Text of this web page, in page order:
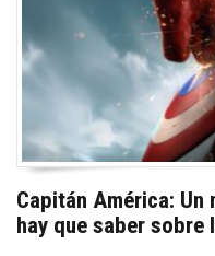
Capitán América: Un
hay que saber sobre